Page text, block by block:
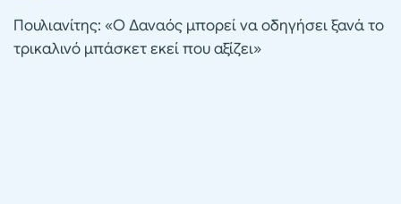
Πουλιανίτης: «Ο Δαναός μπορεί να οδηγήσει ξανά το
τρικαλινό μπάσκετ εκεί που αξίζει»